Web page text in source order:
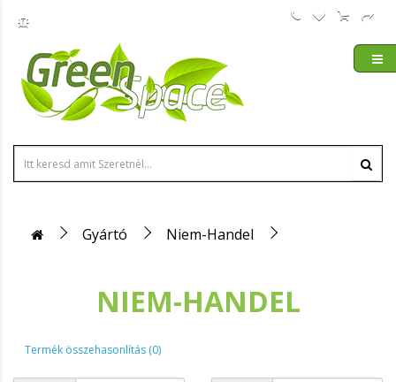
Gyártó Niem-Handel
NIEM-HANDEL
Termék összehasonlítás (0)